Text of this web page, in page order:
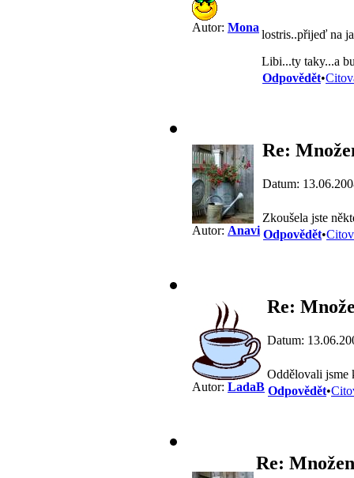
Autor: Mona
lostris..přijeď na
Libi...ty taky...a
Odpovědět•
Autor: Anavi
Re:
Datum:
Zkoušela jste
Odpovědět•
Autor: LadaB
Re:
Datum:
Oddělovali jsme
Odpovědět•
Re: